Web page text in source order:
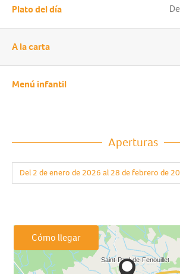
Plato del día De
A la carta
Menú infantil
Aperturas
Cómo llegar